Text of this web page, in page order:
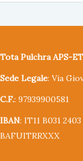
Tota Pulchra APS-
Sede Legale: Via
C.F.: 97939900581
IBAN: IT11 B031
BAFUITRRXXX